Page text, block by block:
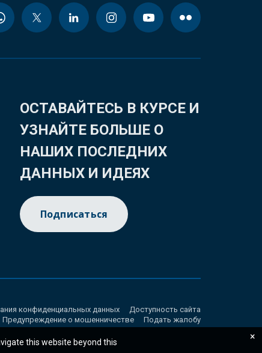
ОСТАВАЙТЕСЬ В КУРСЕ И
УЗНАЙТЕ БОЛЬШЕ О
НАШИХ ПОСЛЕДНИХ
ДАННЫХ И ИДЕЯХ
Подписаться
конфиденциальных данных
Доступность сайта
Предупреждение о мошенничестве Подать жалобу
this website beyond this
×